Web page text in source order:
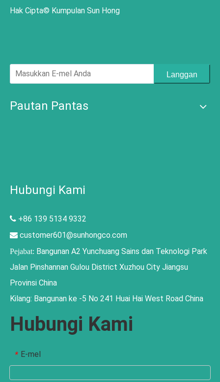
Hak Cipta© Kumpulan Sun Hong
Langgan
Pautan Pantas
Hubungi Kami
 +86 139 5134 9332
 customer601@sunhongco.com
Pejabat: Bangunan A2 Yunchuang Sains dan Teknologi Park
Jalan Pinshannan Gulou District Xuzhou City Jiangsu
Provinsi China
Kilang: Bangunan ke -5 No 241 Huai Hai West Road China
Hubungi Kami
* E-mel